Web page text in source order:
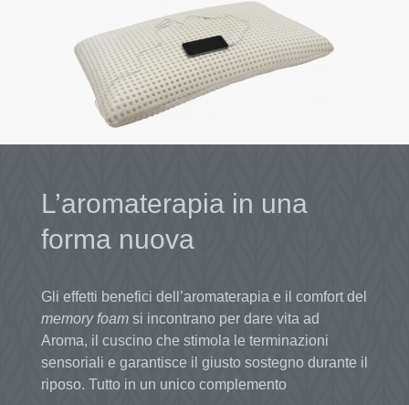
L’aromaterapia in una
forma nuova
Gli effetti benefici dell’aromaterapia e il comfort del
memory foamsi incontrano per dare vita ad
Aroma, il cuscino che stimola le terminazioni
sensoriali e garantisce il giusto sostegno durante il
riposo. Tutto in un unico complemento